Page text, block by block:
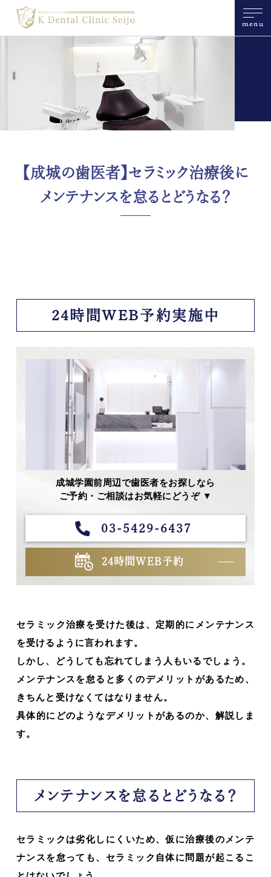
menu
【成城の歯医者】セラミック治療後に
メンテナンスを怠るとどうなる？
24時間WEB予約実施中
成城学園前周辺で歯医者をお探しなら
ご予約・ご相談はお気軽にどうぞ ▼
03-5429-6437
24時間WEB予約
セラミック治療を受けた後は、定期的にメンテナンス
を受けるように言われます。
しかし、どうしても忘れてしまう人もいるでしょう。
メンテナンスを怠ると多くのデメリットがあるため、
きちんと受けなくてはなりません。
具体的にどのようなデメリットがあるのか、解説しま
す。
メンテナンスを怠るとどうなる？
セラミックは劣化しにくいため、仮に治療後のメンテ
ナンスを怠っても、セラミック自体に問題が起こるこ